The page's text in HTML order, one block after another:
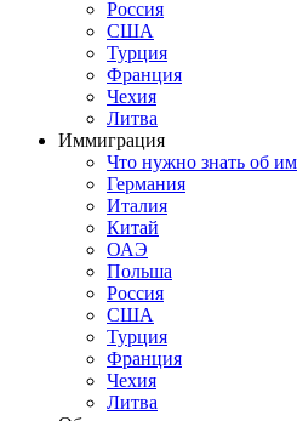
Россия
США
Турция
Франция
Чехия
Литва
Иммиграция
Что нужно знать об
Германия
Италия
Китай
ОАЭ
Польша
Россия
США
Турция
Франция
Чехия
Литва